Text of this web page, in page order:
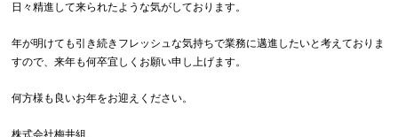
日々精進して来られたような気がしております。
年が明けても引き続きフレッシュな気持ちで業務に邁進したいと考えておりま
すので、来年も何卒宜しくお願い申し上げます。
何方様も良いお年をお迎えください。
株式会社梅井組